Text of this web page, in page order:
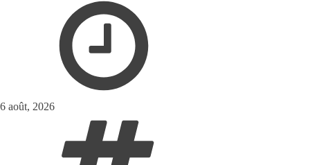
6 août, 2026